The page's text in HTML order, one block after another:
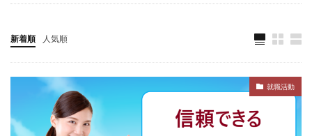
新着順 人気順
就職活動
大手人気企業
就活サイト
就活塾
大卒新卒
性格一覧
志望動機